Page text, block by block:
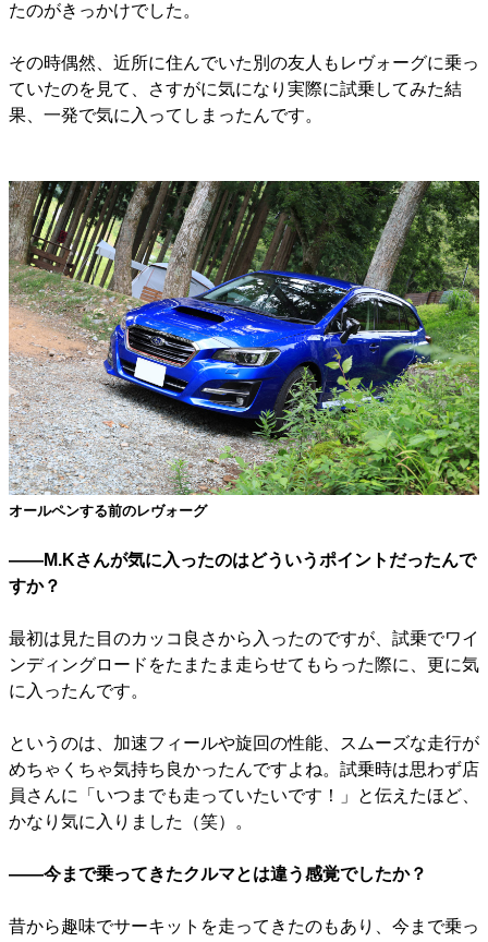
たのがきっかけでした。
その時偶然、近所に住んでいた別の友人もレヴォーグに乗っ
ていたのを見て、さすがに気になり実際に試乗してみた結
果、一発で気に入ってしまったんです。
オールペンする前のレヴォーグ
――M.Kさんが気に入ったのはどういうポイントだったんで
すか？
最初は見た目のカッコ良さから入ったのですが、試乗でワイ
ンディングロードをたまたま走らせてもらった際に、更に気
に入ったんです。
というのは、加速フィールや旋回の性能、スムーズな走行が
めちゃくちゃ気持ち良かったんですよね。試乗時は思わず店
員さんに「いつまでも走っていたいです！」と伝えたほど、
かなり気に入りました（笑）。
――今まで乗ってきたクルマとは違う感覚でしたか？
昔から趣味でサーキットを走ってきたのもあり、今まで乗っ